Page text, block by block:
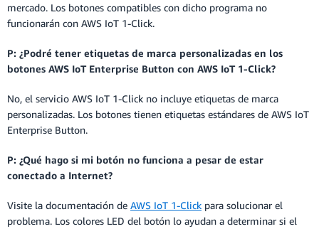
mercado. Los botones compatibles con dicho programa no
funcionarán con AWS IoT 1-Click.
P: ¿Podré tener etiquetas de marca personalizadas en los
botones AWS IoT Enterprise Button con AWS IoT 1-Click?
No, el servicio AWS IoT 1-Click no incluye etiquetas de marca
personalizadas. Los botones tienen etiquetas estándares de AWS IoT
Enterprise Button.
P: ¿Qué hago si mi botón no funciona a pesar de estar
conectado a Internet?
Visite la documentación de AWS IoT 1-Click para solucionar el
problema. Los colores LED del botón lo ayudan a determinar si el